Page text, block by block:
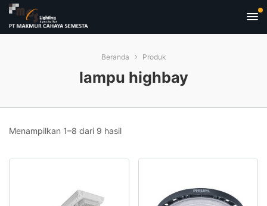
Beranda Produk
lampu highbay
Menampilkan 1–8 dari 9 hasil